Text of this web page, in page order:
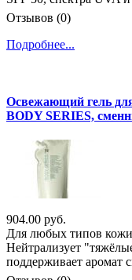
Отзывов (0)
Подробнее...
Освежающий гель
BODY SERIES,
904.00 руб.
Для любых типов
Нейтрализует
поддерживает аромат